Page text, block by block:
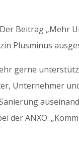
Der Beitrag „Mehr
Plusminus
gerne
Unternehmer
der ANXO: